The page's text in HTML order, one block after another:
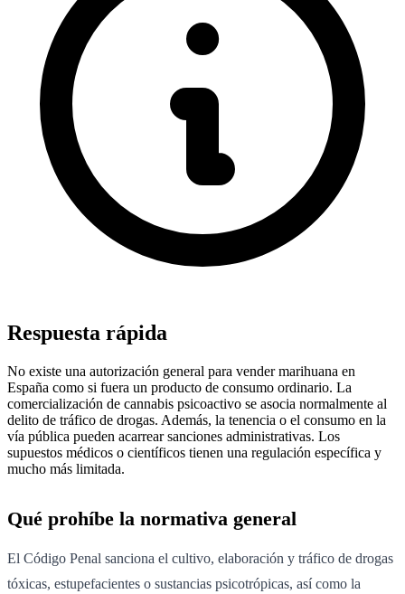
Respuesta rápida
No existe una autorización general para vender marihuana en
España como si fuera un producto de consumo ordinario. La
comercialización de cannabis psicoactivo se asocia normalmente al
delito de tráfico de drogas. Además, la tenencia o el consumo en la
vía pública pueden acarrear sanciones administrativas. Los
supuestos médicos o científicos tienen una regulación específica y
mucho más limitada.
Qué prohíbe la normativa general
El Código Penal sanciona el cultivo, elaboración y tráfico de drogas
tóxicas, estupefacientes o sustancias psicotrópicas, así como la